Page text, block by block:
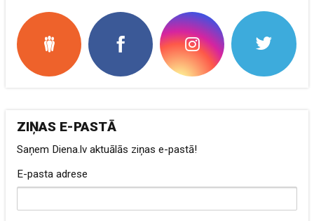
ZIŅAS E-PASTĀ
Saņem Diena.lv aktuālās ziņas e-pastā!
E-pasta adrese